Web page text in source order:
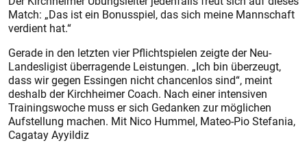
Match: „Das ist ein Bonusspiel, das sich meine Mannschaft
verdient hat.“
Gerade in den letzten vier Pflichtspielen zeigte der Neu-
Landesligist überragende Leistungen. „Ich bin überzeugt,
dass wir gegen Essingen nicht chancenlos sind“, meint
deshalb der Kirchheimer Coach. Nach einer intensiven
Trainingswoche muss er sich Gedanken zur möglichen
Aufstellung machen. Mit Nico Hummel, Mateo-Pio Stefania,
Cagatay Ayyildiz